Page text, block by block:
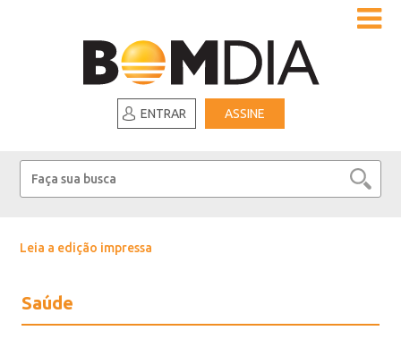
ENTRAR ASSINE
Leia a edição impressa
Saúde